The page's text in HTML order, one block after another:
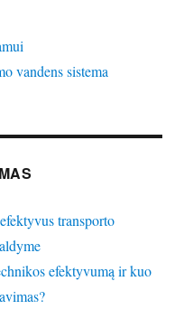
vandens sistema
transporto
efektyvumą ir kuo